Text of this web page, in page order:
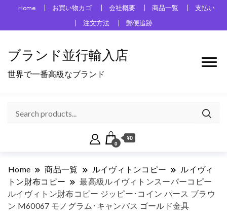
Home お買い物カゴ 会社概要 商品一覧
支払い
注文方法
郵便追跡
ブランド並行輸入店
世界で一番高級なブランド
0
¥0
Home 商品一覧 ルイヴィトンコピー
ルイヴィ
トン財布コピー
最高級ルイヴィトンスーパーコピー
ルイヴィトン財布コピー ジッピー･コイン パース ブラウ
ン M60067 モノグラム･キャンバス ゴールド金具